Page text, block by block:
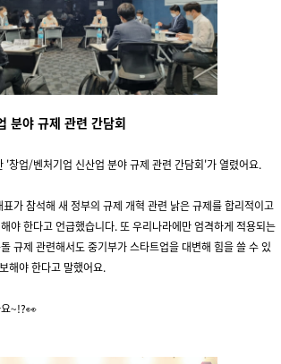
분야 규제 관련 간담회
'창업/벤처기업 신산업 분야 규제 관련 간담회'가 열렸어요.
가 참석해 새 정부의 규제 개혁 관련 낡은 규제를 합리적이고
야 한다고 언급했습니다. 또 우리나라에만 엄격하게 적용되는
규제 관련해서도 중기부가 스타트업을 대변해 힘을 쓸 수 있
해야 한다고 말했어요.
~!?👀